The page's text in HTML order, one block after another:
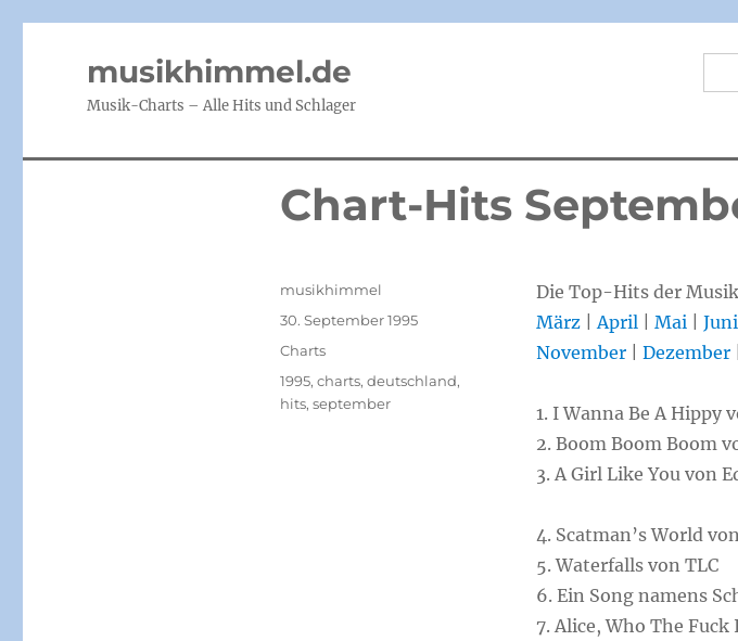
musikhimmel.de
Musik-Charts – Alle Hits und Schlager
Chart-Hits
Die Top-Hits der
März |April |Mai |Juni
November |Dezember
1. I Wanna Be A Hippy
2. Boom Boom Boom
3. A Girl Like You von
4. Scatman’s World
5. Waterfalls von TLC
6. Ein Song namens
7. Alice, Who The Fuck
Autor
musikhimmel
Veröffentlicht
am
30. September 1995
Kategorien
Charts
Schlagwörter
1995, charts, deutschland,
hits, september